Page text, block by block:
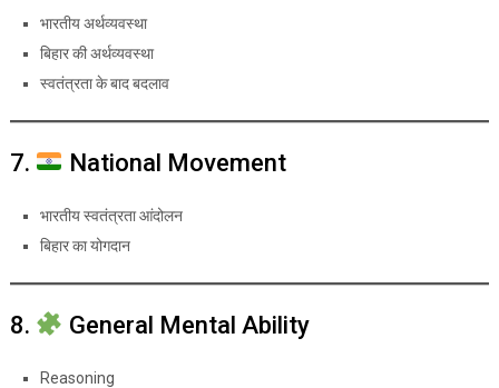
भारतीय अर्थव्यवस्था
बिहार की अर्थव्यवस्था
स्वतंत्रता के बाद बदलाव
7. National Movement
भारतीय स्वतंत्रता आंदोलन
बिहार का योगदान
8. General Mental Ability
Reasoning